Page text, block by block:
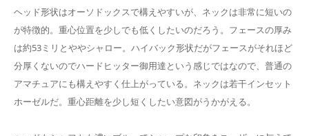
ヘッド形状はオーソドックスで構えやすいが、ネックは非常に短いの
が特徴的。重心位置を少しでも低くしたいのだろう。フェースの厚み
は約53ミリとややシャロー。ハイバック形状だがフェースがそれほど
分厚くないのでハードヒッター御用達という感じではなので、普通の
アマチュアにも構えやすく仕上がっている。ネックは若干インセット
ホーゼルだ。重心距離を少し短くしたい意図がうかがえる。